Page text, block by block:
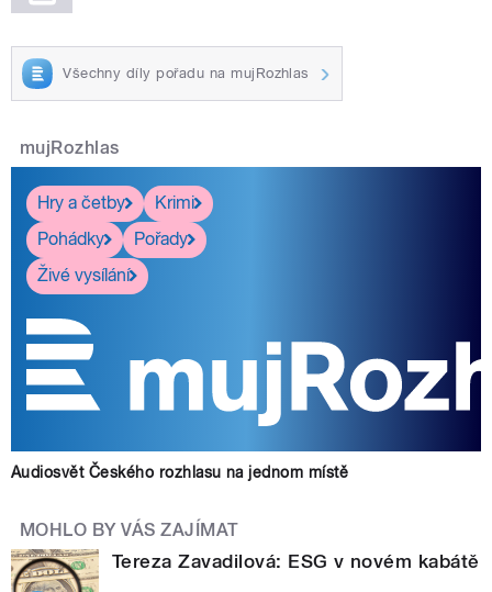
Všechny díly pořadu na mujRozhlas
mujRozhlas
Hry a četby
Krimi
Pohádky
Pořady
Živé vysílání
Audiosvět Českého rozhlasu na jednom místě
MOHLO BY VÁS ZAJÍMAT
Tereza Zavadilová: ESG v novém kabátě